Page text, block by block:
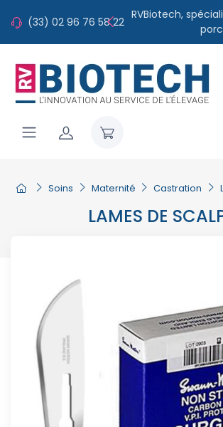
(33) 02 96 76 58 22
RVBiotech,
Soins Maternité Castration
LAMES DE